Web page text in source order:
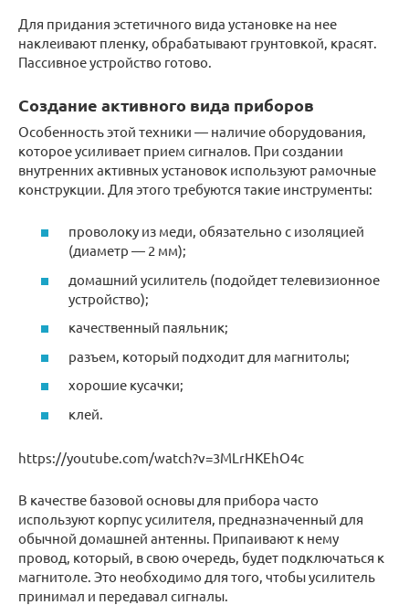
Для придания эстетичного вида установке на нее
наклеивают пленку, обрабатывают грунтовкой, красят.
Пассивное устройство готово.
Создание активного вида приборов
Особенность этой техники — наличие оборудования,
которое усиливает прием сигналов. При создании
внутренних активных установок используют рамочные
конструкции. Для этого требуются такие инструменты:
проволоку из меди, обязательно с изоляцией
(диаметр — 2 мм);
домашний усилитель (подойдет телевизионное
устройство);
качественный паяльник;
разъем, который подходит для магнитолы;
хорошие кусачки;
клей.
https://youtube.com/watch?v=3MLrHKEhO4c
В качестве базовой основы для прибора часто
используют корпус усилителя, предназначенный для
обычной домашней антенны. Припаивают к нему
провод, который, в свою очередь, будет подключаться к
магнитоле. Это необходимо для того, чтобы усилитель
принимал и передавал сигналы.